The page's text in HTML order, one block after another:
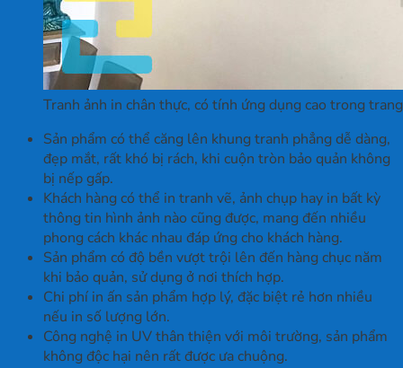
Tranh ảnh in chân thực, có tính ứng dụng cao trong
Sản phẩm có thể căng lên khung tranh phẳng dễ dàng,
đẹp mắt, rất khó bị rách, khi cuộn tròn bảo quản không
bị nếp gấp.
Khách hàng có thể in tranh vẽ, ảnh chụp hay in bất kỳ
thông tin hình ảnh nào cũng được, mang đến nhiều
phong cách khác nhau đáp ứng cho khách hàng.
Sản phẩm có độ bền vượt trội lên đến hàng chục năm
khi bảo quản, sử dụng ở nơi thích hợp.
Chi phí in ấn sản phẩm hợp lý, đặc biệt rẻ hơn nhiều
nếu in số lượng lớn.
Công nghệ in UV thân thiện với môi trường, sản phẩm
không độc hại nên rất được ưa chuộng.